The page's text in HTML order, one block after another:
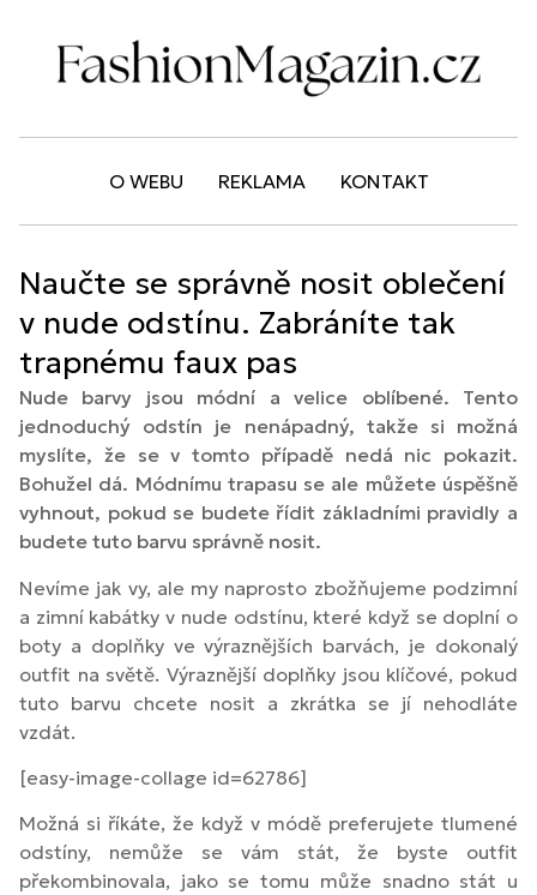
O WEBU REKLAMA KONTAKT
Naučte se správně nosit oblečení
v nude odstínu. Zabráníte tak
trapnému faux pas
Nude barvy jsou módní a velice oblíbené. Tento
jednoduchý odstín je nenápadný, takže si možná
myslíte, že se v tomto případě nedá nic pokazit.
Bohužel dá. Módnímu trapasu se ale můžete úspěšně
vyhnout, pokud se budete řídit základními pravidly a
budete tuto barvu správně nosit.
Nevíme jak vy, ale my naprosto zbožňujeme podzimní
a zimní kabátky v nude odstínu, které když se doplní o
boty a doplňky ve výraznějších barvách, je dokonalý
outfit na světě. Výraznější doplňky jsou klíčové, pokud
tuto barvu chcete nosit a zkrátka se jí nehodláte
vzdát.
[easy-image-collage id=62786]
Možná si říkáte, že když v módě preferujete tlumené
odstíny, nemůže se vám stát, že byste outfit
překombinovala, jako se tomu může snadno stát u